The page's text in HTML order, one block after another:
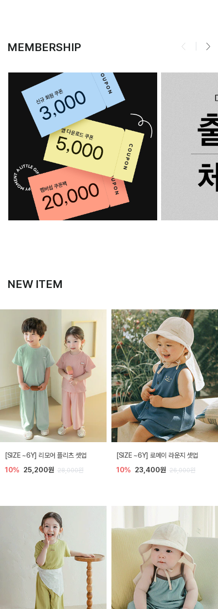
MEMBERSHIP
NEW ITEM
[SIZE ~6Y] 리모어 플리츠 셋업
10% 25,200원 28,000원
[SIZE ~6Y] 로메이 라운지 셋업
10% 23,400원 26,000원